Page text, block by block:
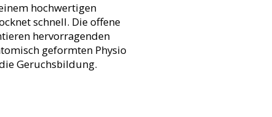
hochwertigen
schnell. Die offene
hervorragenden
geformten Physio
Geruchsbildung.